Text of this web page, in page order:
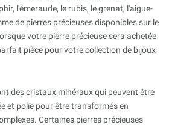
l'émeraude, le rubis, le grenat, l'aigue-
de pierres précieuses disponibles sur le
votre pierre précieuse sera achetée
pièce pour votre collection de bijoux
des cristaux minéraux qui peuvent être
et polie pour être transformés en
Certaines pierres précieuses